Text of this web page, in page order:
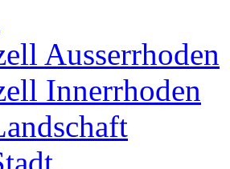
Ausserrhoden
Innerrhoden